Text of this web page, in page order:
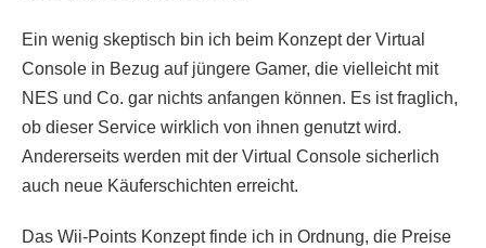
Ein wenig skeptisch bin ich beim Konzept der Virtual
Console in Bezug auf jüngere Gamer, die vielleicht mit
NES und Co. gar nichts anfangen können. Es ist fraglich,
ob dieser Service wirklich von ihnen genutzt wird.
Andererseits werden mit der Virtual Console sicherlich
auch neue Käuferschichten erreicht.
Das Wii-Points Konzept finde ich in Ordnung, die Preise